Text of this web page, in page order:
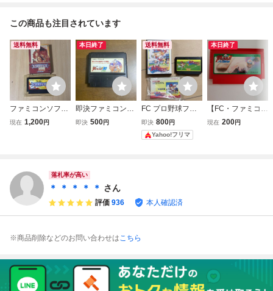
この商品も注目されています
送料無料
ファミコンソフト
FC ウィロー 箱
現在 1,200円
本日終了
即決ファミコンソ
フト 燃えプ
即決 500円
送料無料
FC プロ野球ファ
ミリースタジアム
箱説付き ファミコ
ンソフト
即決 800円
Yahoo!フリマ
本日終了
【FC・ファミコ
ン】 燃えろ!! プ
現在 200円
落札率が高い
＊ ＊ ＊ ＊ ＊ さん
評価 936 本人確認済
※商品削除などのお問い合わせはこちら